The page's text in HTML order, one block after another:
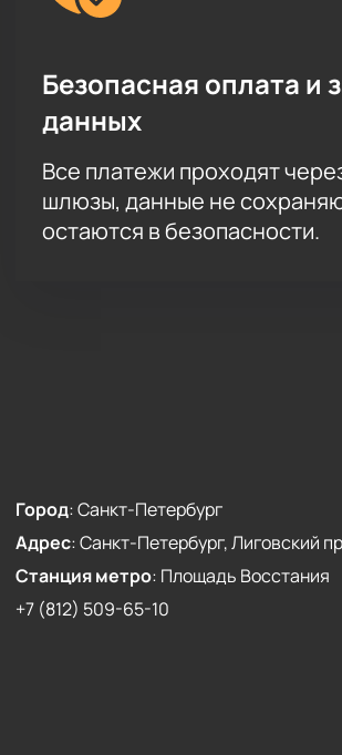
Безопасная оплата и
данных
Все платежи проходят
шлюзы, данные не
остаются в безопасности.
Город:Санкт-Петербург
Адрес:Санкт-Петербург, Лиговский
Станция метро: Площадь Восстания
+7 (812) 509-65-10